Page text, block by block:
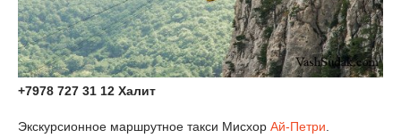
+7978 727 31 12 Халит
Экскурсионное маршрутное такси Мисхор Ай-Петри